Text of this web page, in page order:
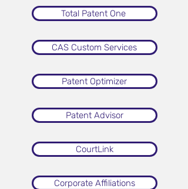
Total Patent One
CAS Custom Services
Patent Optimizer
Patent Advisor
CourtLink
Corporate Affiliations